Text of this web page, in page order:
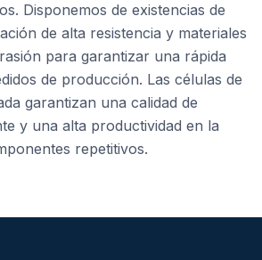
Disponemos de existencias de
de alta resistencia y materiales
para garantizar una rápida
de producción. Las células de
garantizan una calidad de
y una alta productividad en la
repetitivos.